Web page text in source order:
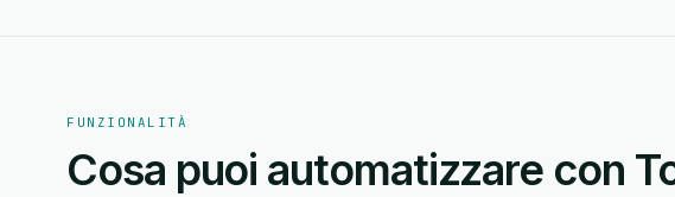
FUNZIONALITÀ
Cosa puoi automatizzare con